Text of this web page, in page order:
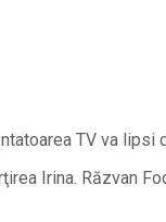
TV va lipsi
Irina. Răzvan